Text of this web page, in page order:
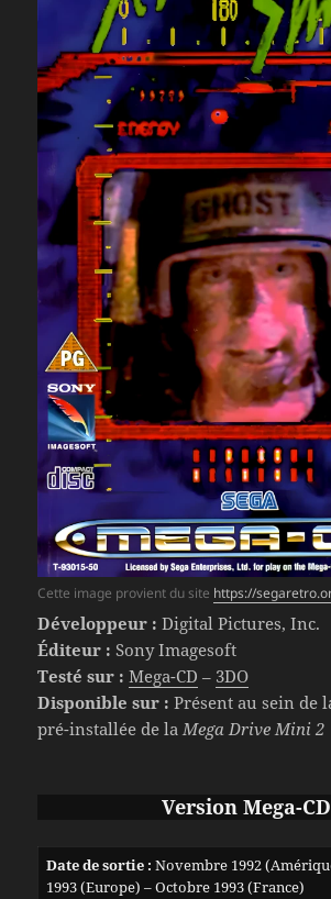
Cette image provient du site https://
Développeur : Digital Pictures, Inc.
Éditeur : Sony Imagesoft
Testé sur : Mega-CD – 3DO
Disponible sur : Présent au sein de
pré-installée de laMega Drive Mini 2
Version Mega-CD
Date de sortie : Novembre 1992
1993 (Europe) – Octobre 1993 (France)